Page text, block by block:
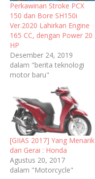
Perkawinan Stroke PCX
150 dan Bore SH150i
Ver.2020 Lahirkan Engine
165 CC, dengan Power 20
HP
Desember 24, 2019
dalam "berita teknologi
motor baru"
[GIIAS 2017] Yang Menarik
dari Gerai : Honda
Agustus 20, 2017
dalam "Motorcycle"